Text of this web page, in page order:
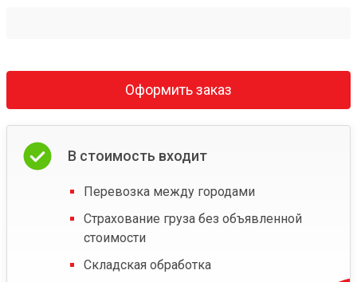
Оформить заказ
В стоимость входит
Перевозка между городами
Страхование груза без объявленной
стоимости
Складская обработка